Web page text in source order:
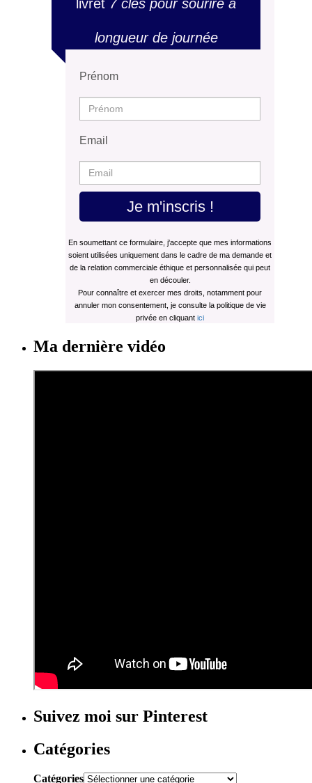
livret 7 clés pour sourire à
longueur de journée
Prénom
Email
Je m'inscris !
En soumettant ce formulaire, j'accepte que mes informations
soient utilisées uniquement dans le cadre de ma demande et
de la relation commerciale éthique et personnalisée qui peut
en découler.
Pour connaître et exercer mes droits, notamment pour
annuler mon consentement, je consulte la politique de vie
privée en cliquant ici
Ma dernière vidéo
Suivez moi sur Pinterest
Catégories
Catégories